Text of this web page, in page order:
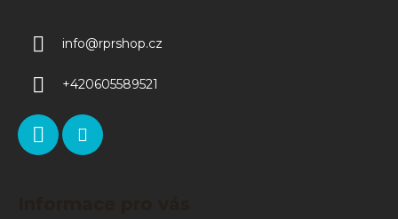
info@rprshop.cz
+420605589521